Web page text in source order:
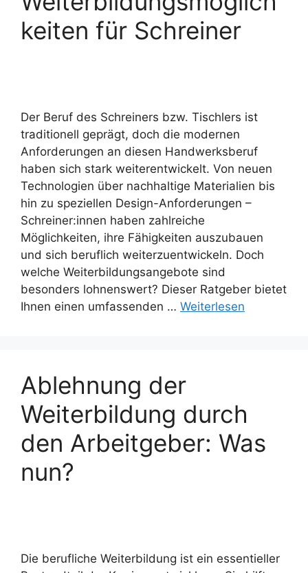
keiten für Schreiner
Der Beruf des Schreiners bzw. Tischlers ist
traditionell geprägt, doch die modernen
Anforderungen an diesen Handwerksberuf
haben sich stark weiterentwickelt. Von neuen
Technologien über nachhaltige Materialien bis
hin zu speziellen Design-Anforderungen –
Schreiner:innen haben zahlreiche
Möglichkeiten, ihre Fähigkeiten auszubauen
und sich beruflich weiterzuentwickeln. Doch
welche Weiterbildungsangebote sind
besonders lohnenswert? Dieser Ratgeber bietet
Ihnen einen umfassenden … Weiterlesen
Ablehnung der
Weiterbildung durch
den Arbeitgeber: Was
nun?
Die berufliche Weiterbildung ist ein essentieller